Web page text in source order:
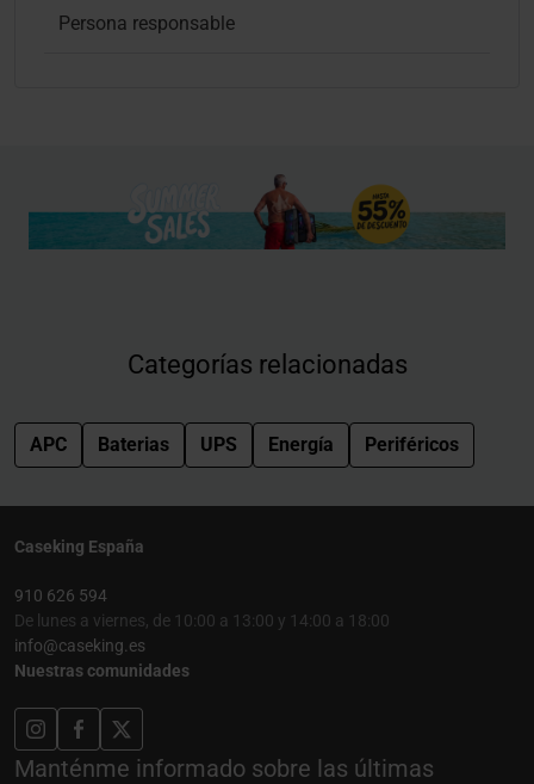
Persona responsable
Categorías relacionadas
APC Baterias UPS Energía Periféricos
Caseking España
910 626 594
De lunes a viernes, de 10:00 a 13:00 y 14:00 a 18:00
info@caseking.es
Nuestras comunidades
Manténme informado sobre las últimas